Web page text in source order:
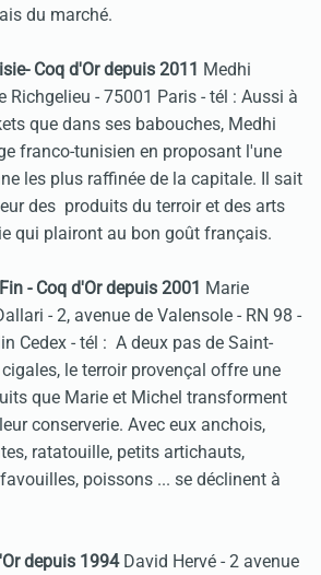
du marché.
Coq d'Or depuis 2011 Medhi
Richgelieu - 75001 Paris - tél : Aussi à
que dans ses babouches, Medhi
franco-tunisien en proposant l'une
les plus raffinée de la capitale. Il sait
des produits du terroir et des arts
qui plairont au bon goût français.
- Coq d'Or depuis 2001 Marie
- 2, avenue de Valensole - RN 98 -
Cedex - tél : A deux pas de Saint-
le terroir provençal offre une
que Marie et Michel transforment
conserverie. Avec eux anchois,
ratatouille, petits artichauts,
poissons ... se déclinent à
depuis 1994David Hervé - 2 avenue